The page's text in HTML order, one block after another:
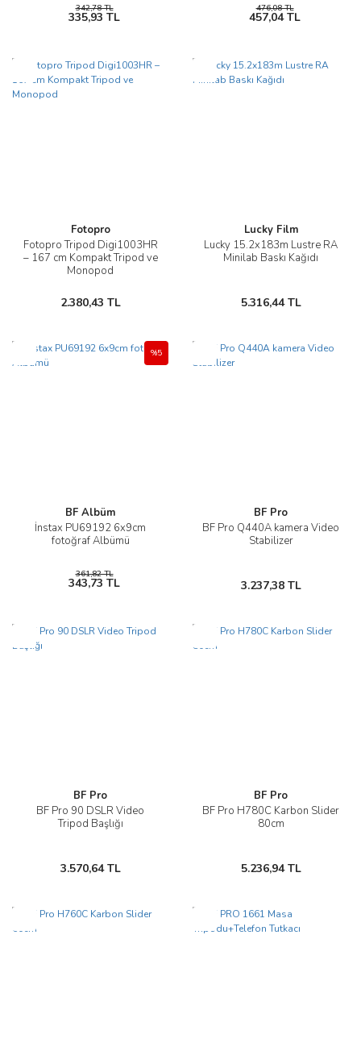
342,78 TL
335,93 TL
476,08 TL
457,04 TL
Fotopro
Fotopro Tripod Digi1003HR
– 167 cm Kompakt Tripod ve
Monopod
2.380,43 TL
Lucky Film
Lucky 15.2x183m Lustre RA
Minilab Baskı Kağıdı
5.316,44 TL
BF Albüm
İnstax PU69192 6x9cm
fotoğraf Albümü
%5
361,82 TL
343,73 TL
BF Pro
BF Pro Q440A kamera Video
Stabilizer
3.237,38 TL
BF Pro
BF Pro 90 DSLR Video
Tripod Başlığı
3.570,64 TL
BF Pro
BF Pro H780C Karbon Slider
80cm
5.236,94 TL